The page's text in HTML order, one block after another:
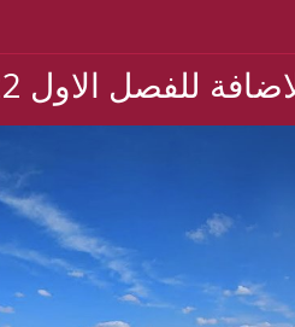
2023 لطلاب الكلية من خلال الماسنجر